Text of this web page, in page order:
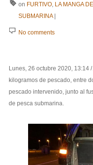
on FURTIVO, LA MANGA
SUBMARINA|
No comments
Lunes, 26 octubre 2020, 13:14
kilogramos de pescado, entre
pescado intervenido, junto al
de pesca submarina.